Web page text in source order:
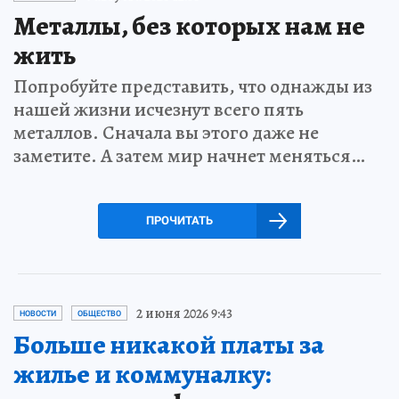
Металлы, без которых нам не
жить
Попробуйте представить, что однажды из
нашей жизни исчезнут всего пять
металлов. Сначала вы этого даже не
заметите. А затем мир начнет меняться…
ПРОЧИТАТЬ
НОВОСТИ ОБЩЕСТВО 2 июня 2026 9:43
Больше никакой платы за
жилье и коммуналку: